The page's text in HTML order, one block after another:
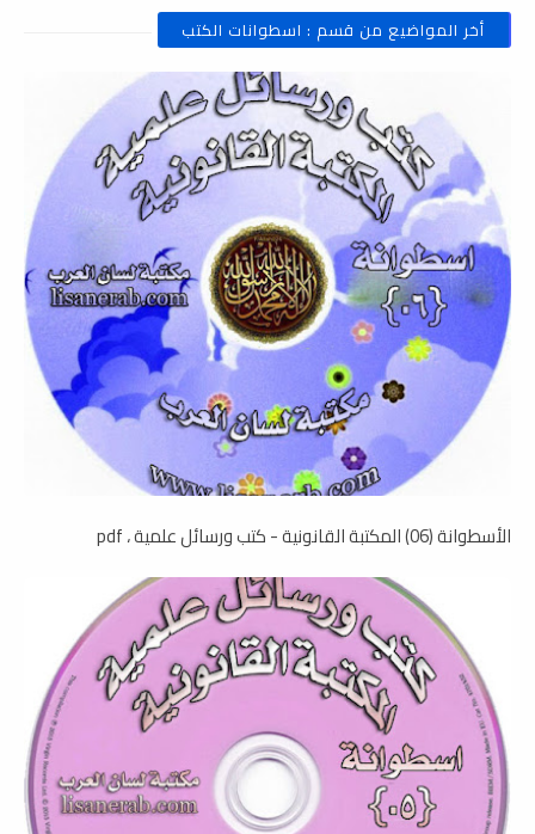
أخر المواضيع من قسم : اسطوانات الكتب
الأسطوانة (06) المكتبة القانونية - كتب ورسائل علمية ، pdf